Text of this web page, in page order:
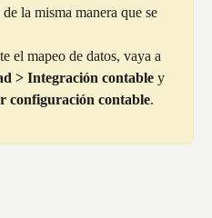
la misma manera que se
el mapeo de datos, vaya a
> Integración contable y
configuración contable.